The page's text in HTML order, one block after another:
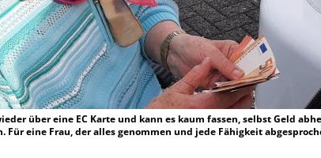
über eine EC Karte und kann es kaum fassen, selbst Geld
Für eine Frau, der alles genommen und jede Fähigkeit